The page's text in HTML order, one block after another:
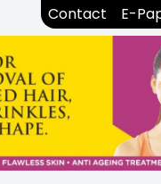
Contact E-